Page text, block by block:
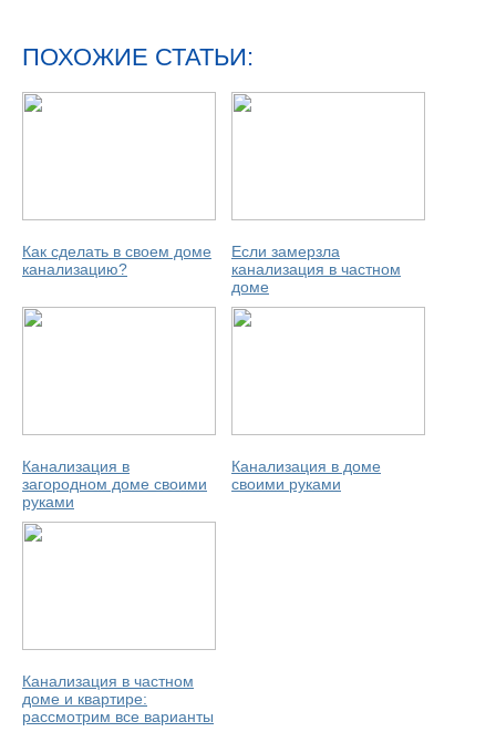
ПОХОЖИЕ СТАТЬИ:
Как сделать в своем доме
канализацию?
Если замерзла
канализация в частном
доме
Канализация в
загородном доме своими
руками
Канализация в доме
своими руками
Канализация в частном
доме и квартире:
рассмотрим все варианты